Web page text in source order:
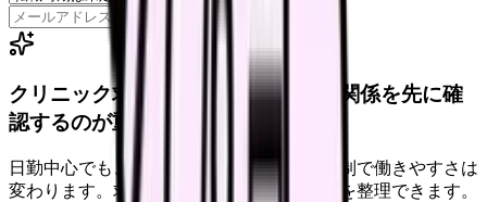
クリニック求人は、勤務時間と人間関係を先に確
認するのが重要です。
日勤中心でも、診療科・院長方針・人数体制で働きやすさは
変わります。求人票だけで決める前に条件を整理できます。